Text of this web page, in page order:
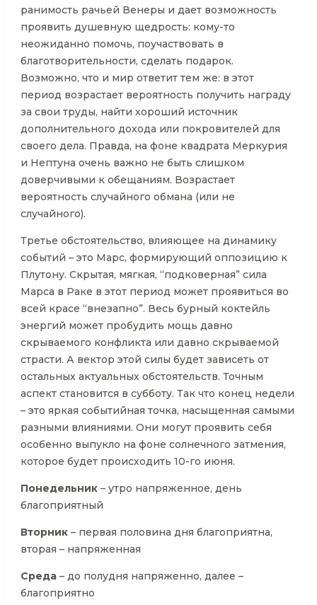
ранимость рачьей Венеры и дает возможность
проявить душевную щедрость: кому-то
неожиданно помочь, поучаствовать в
благотворительности, сделать подарок.
Возможно, что и мир ответит тем же: в этот
период возрастает вероятность получить награду
за свои труды, найти хороший источник
дополнительного дохода или покровителей для
своего дела. Правда, на фоне квадрата Меркурия
и Нептуна очень важно не быть слишком
доверчивыми к обещаниям. Возрастает
вероятность случайного обмана (или не
случайного).
Третье обстоятельство, влияющее на динамику
событий – это Марс, формирующий оппозицию к
Плутону. Скрытая, мягкая, “подковерная” сила
Марса в Раке в этот период может проявиться во
всей красе “внезапно”. Весь бурный коктейль
энергий может пробудить мощь давно
скрываемого конфликта или давно скрываемой
страсти. А вектор этой силы будет зависеть от
остальных актуальных обстоятельств. Точным
аспект становится в субботу. Так что конец недели
– это яркая событийная точка, насыщенная самыми
разными влияниями. Они могут проявить себя
особенно выпукло на фоне солнечного затмения,
которое будет происходить 10-го июня.
Понедельник – утро напряженное, день
благоприятный
Вторник – первая половина дня благоприятна,
вторая – напряженная
Среда – до полудня напряженно, далее –
благоприятно